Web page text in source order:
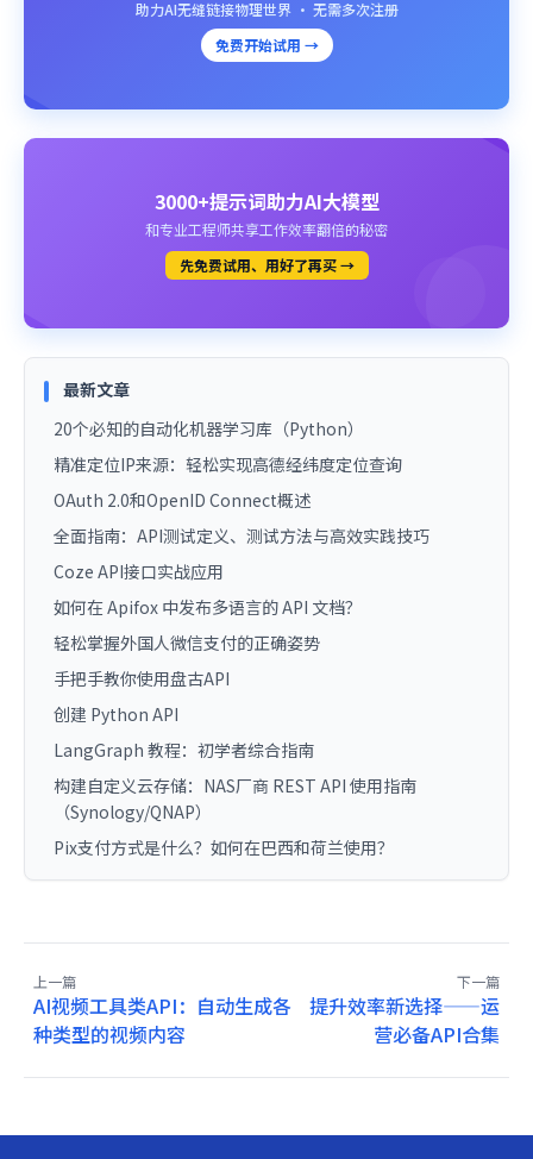
助力AI无缝链接物理世界 · 无需多次注册
免费开始试用 →
3000+提示词助力AI大模型
和专业工程师共享工作效率翻倍的秘密
先免费试用、用好了再买 →
最新文章
20个必知的自动化机器学习库（Python）
精准定位IP来源：轻松实现高德经纬度定位查询
OAuth 2.0和OpenID Connect概述
全面指南：API测试定义、测试方法与高效实践技巧
Coze API接口实战应用
如何在 Apifox 中发布多语言的 API 文档？
轻松掌握外国人微信支付的正确姿势
手把手教你使用盘古API
创建 Python API
LangGraph 教程：初学者综合指南
构建自定义云存储：NAS厂商 REST API 使用指南
（Synology/QNAP）
Pix支付方式是什么？如何在巴西和荷兰使用？
上一篇
AI视频工具类API：自动生成各
种类型的视频内容
下一篇
提升效率新选择——运
营必备API合集